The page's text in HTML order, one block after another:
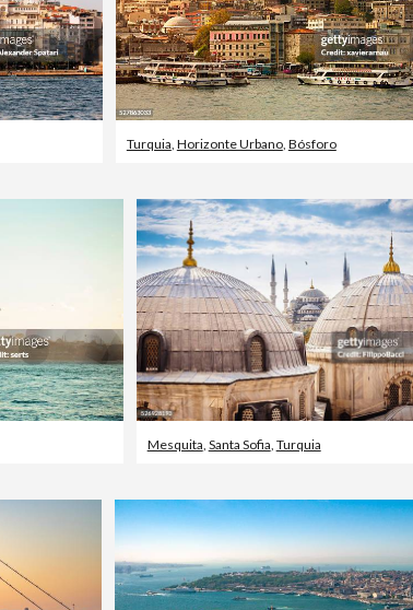
Turquia, Horizonte Urbano, Bósforo
Mesquita Santa Sofia Turquia